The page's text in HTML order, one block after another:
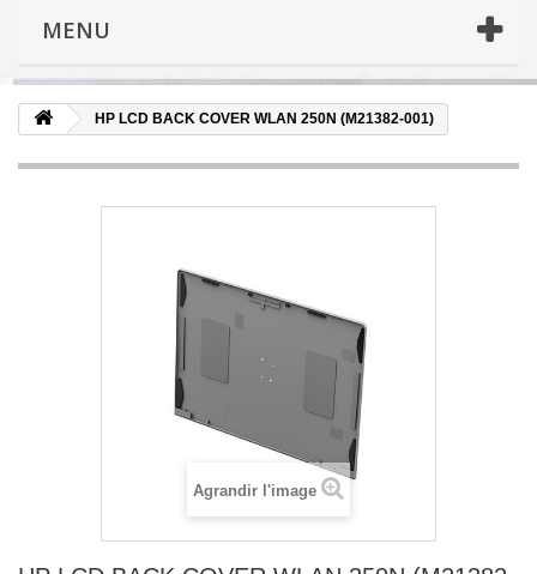
MENU
HP LCD BACK COVER WLAN 250N (M21382-001)
Agrandir l'image